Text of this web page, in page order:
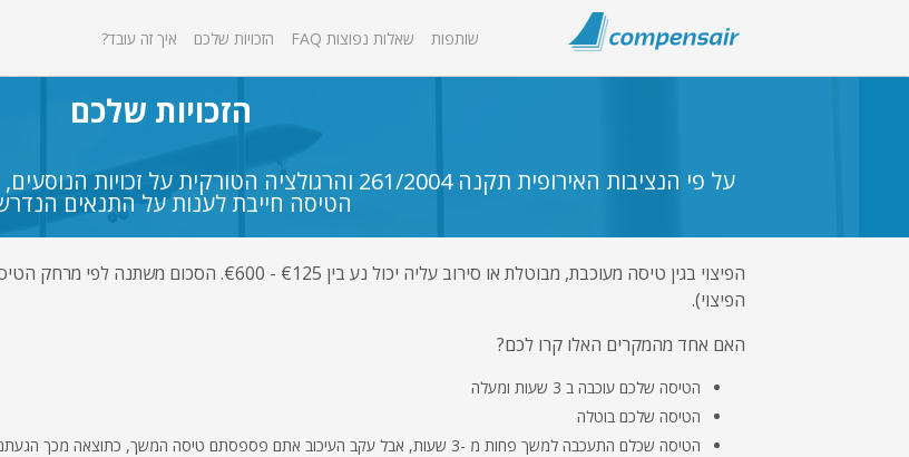
איך זה עובד? הזכויות שלכם שאלות נפוצות FAQ שותפות
הזכויות שלכם
על פי הנציבות האירופית תקנה 261/2004 והרגולציה
הטיסה חייבת לענות על התנאים
הפיצוי בגין טיסה מעוכבת, מבוטלת או סירוב עליה יכול
הפיצוי).
האם אחד מהמקרים האלו קרו לכם?
הטיסה שלכם עוכבה ב 3 שעות ומעלה
הטיסה שלכם בוטלה
הטיסה שכלם התעכבה למשך פחות מ -3 שעות, אבל עקב העיכוב אתם פספסתם טיסה המשך, כתוצאה מכך הגעתם באיחור של 3 שעות ומעלה ליעד הסופי שלכם